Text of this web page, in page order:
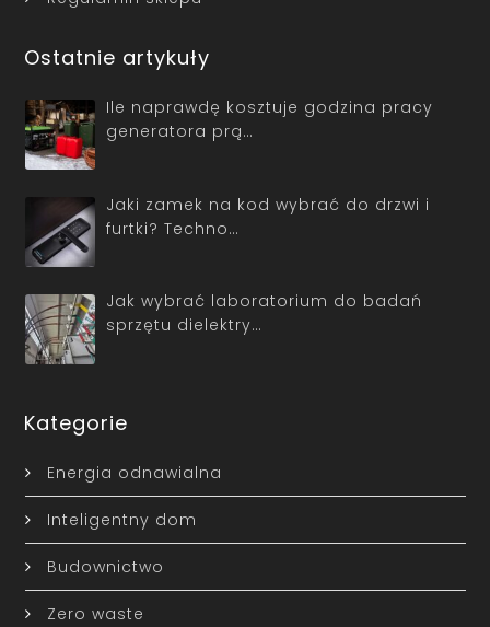
Ostatnie artykuły
Ile naprawdę kosztuje godzina pracy
generatora prą…
Jaki zamek na kod wybrać do drzwi i
furtki? Techno…
Jak wybrać laboratorium do badań
sprzętu dielektry…
Kategorie
Energia odnawialna
Inteligentny dom
Budownictwo
Zero waste